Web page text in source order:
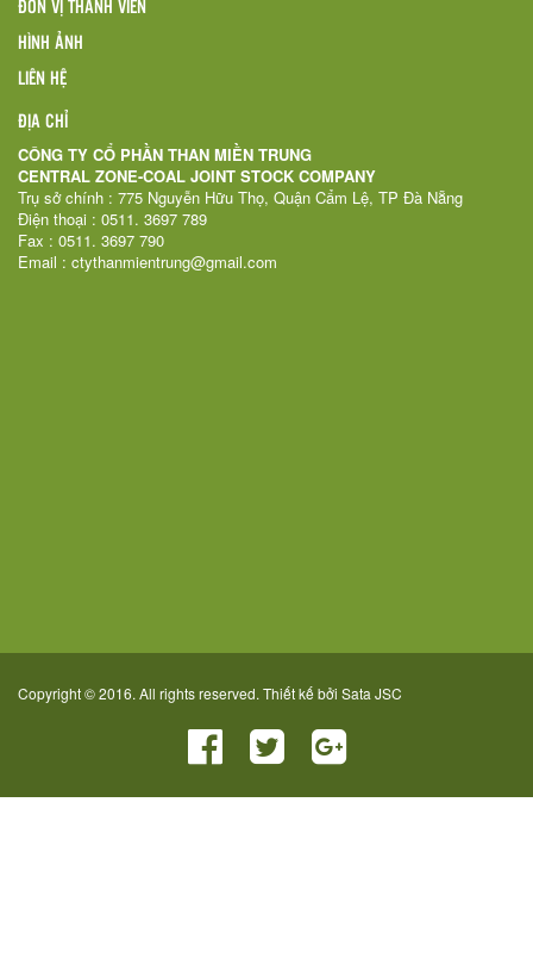
ĐƠN VỊ THÀNH VIÊN
HÌNH ẢNH
LIÊN HỆ
ĐỊA CHỈ
CÔNG TY CỔ PHẦN THAN MIỀN TRUNG
CENTRAL ZONE-COAL JOINT STOCK COMPANY
Trụ sở chính : 775 Nguyễn Hữu Thọ, Quận Cẩm Lệ, TP Đà Nẵng
Điện thoại : 0511. 3697 789
Fax : 0511. 3697 790
Email : ctythanmientrung@gmail.com
Copyright © 2016. All rights reserved. Thiết kế bởi Sata JSC